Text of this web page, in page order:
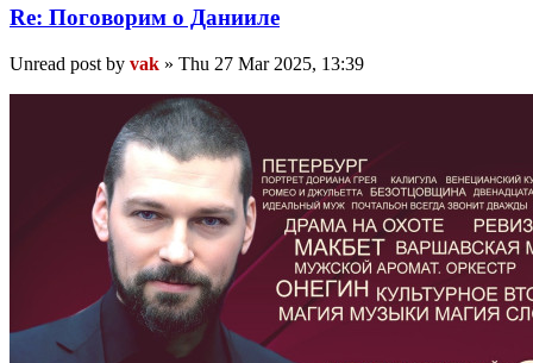
Re: Поговорим o Данииле
Unread post by vak » Thu 27 Mar 2025, 13:39